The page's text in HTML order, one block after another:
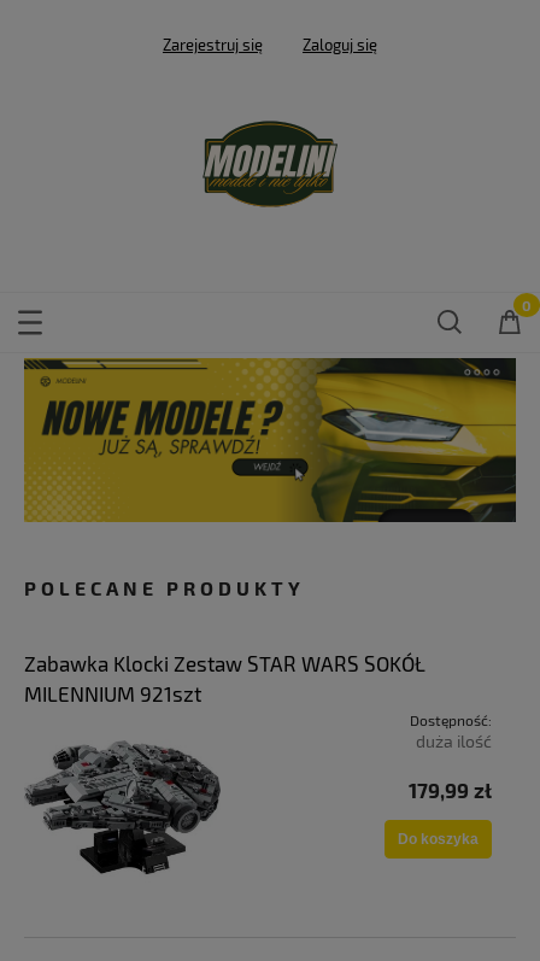
Zarejestruj się Zaloguj się
POLECANE PRODUKTY
Zabawka Klocki Zestaw STAR WARS SOKÓŁ
MILENNIUM 921szt
Dostępność:
duża ilość
179,99 zł
Do koszyka